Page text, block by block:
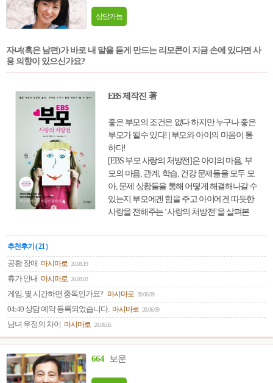
상담가능
자녀(혹은 남편)가 바로 내 말을 듣게 만드는 리모콘이 지금 손에 있다면 사
용 의향이 있으신가요?
EBS 제작진 著
좋은 부모의 조건은 없다 하지만 누구나 좋은
부모가 될수 있다! | 부모와 아이의 마음이 통
하다!
[EBS 부모 사랑의 처방전]은 아이의 마음, 부
모의 마음, 관계, 학습, 건강 문제들을 모두 모
아, 문제 상황들을 통해 어떻게 해결해나갈 수
있는지 부모에겐 힘을 주고 아이에겐 따듯한
사랑을 전해주는 ‘사랑의 처방전’을 살펴본
추천후기 ( 21 )
공황 장애 마시마로 20.08.19
휴가 안내 마시마로 20.08.02
게임, 몇 시간하면 중독인가요? 마시마로 20.06.09
04:40 상담 예약 등록되었습니다. 마시마로 20.06.09
남녀 우정의 차이 마시마로 20.06.05
664 보운